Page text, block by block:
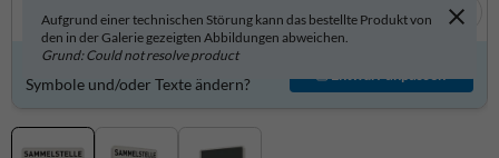
Aufgrund einer technischen Störung kann das bestellte Produkt von
den in der Galerie gezeigten Abbildungen abweichen.
Grund: Could not resolve product
In 3D anzeigen
Produkt individuell gestalten?
Symbole und/oder Texte ändern?
Entwurf anpassen